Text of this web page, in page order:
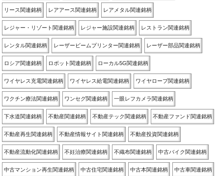
リース関連銘柄 レアアース関連銘柄 レアメタル関連銘柄
レジャー・リゾート関連銘柄 レジャー施設関連銘柄 レストラン関連銘柄
レンタル関連銘柄 レーザービームプリンター関連銘柄 レーザー部品関連銘柄
ロシア関連銘柄 ロボット関連銘柄 ローカル5G関連銘柄
ワイヤレス充電関連銘柄 ワイヤレス給電関連銘柄 ワイヤロープ関連銘柄
ワクチン療法関連銘柄 ワンセグ関連銘柄 一眼レフカメラ関連銘柄
下水道関連銘柄 不動産関連銘柄 不動産テック関連銘柄 不動産ファンド関連銘柄
不動産再生関連銘柄 不動産情報サイト関連銘柄 不動産投資関連銘柄
不動産流動化関連銘柄 不妊治療関連銘柄 不織布関連銘柄 中古バイク関連銘柄
中古マンション再生関連銘柄 中古住宅関連銘柄 中古本関連銘柄 中古車関連銘柄